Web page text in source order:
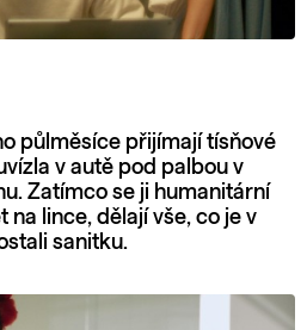
půlměsíce přijímají tísňové
v autě pod palbou v
Zatímco se ji humanitární
lince, dělají vše, co je v
sanitku.